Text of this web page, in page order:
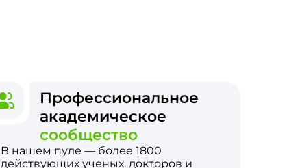
Профессиональное
академическое
сообщество
В нашем пуле — более 1800
действующих ученых, докторов и